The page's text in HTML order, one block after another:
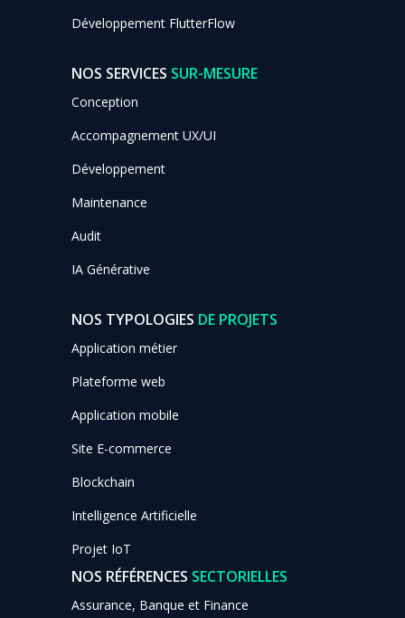
Développement FlutterFlow
NOS SERVICES SUR-MESURE
Conception
Accompagnement UX/UI
Développement
Maintenance
Audit
IA Générative
NOS TYPOLOGIES DE PROJETS
Application métier
Plateforme web
Application mobile
Site E-commerce
Blockchain
Intelligence Artificielle
Projet IoT
NOS RÉFÉRENCES SECTORIELLES
Assurance, Banque et Finance